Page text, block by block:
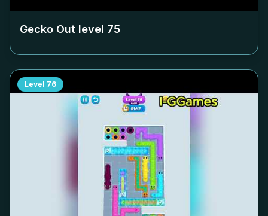
Gecko Out level 75
Level 76